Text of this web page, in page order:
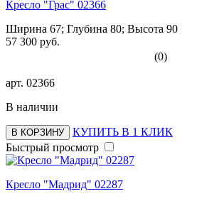
Кресло "Грас" 02366
Ширина 67; Глубина 80; Высота 90
57 300 руб.
(0)
арт. 02366
В наличии
В КОРЗИНУ
КУПИТЬ В 1 КЛИК
Быстрый просмотр
Кресло "Мадрид" 02287